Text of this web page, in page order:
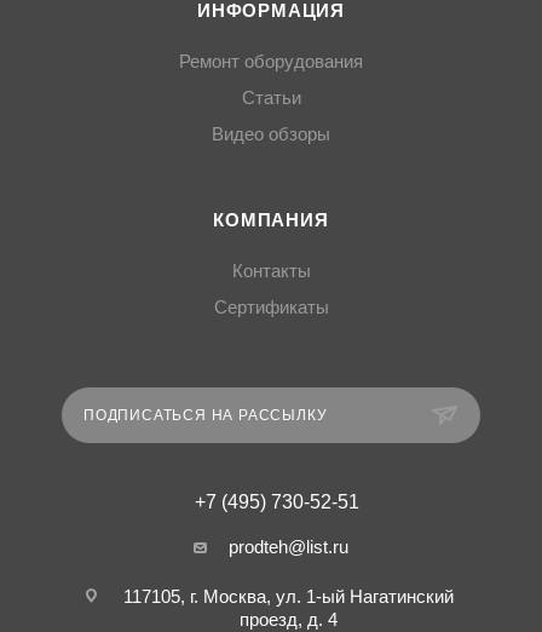
ИНФОРМАЦИЯ
Ремонт оборудования
Статьи
Видео обзоры
КОМПАНИЯ
Контакты
Сертификаты
ПОДПИСАТЬСЯ НА РАССЫЛКУ
+7 (495) 730-52-51
prodteh@list.ru
117105, г. Москва, ул. 1-ый Нагатинский
проезд, д. 4